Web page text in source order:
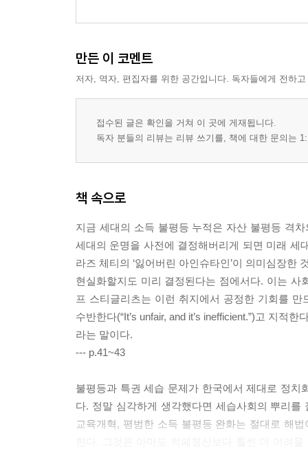
만든 이 코멘트
저자, 역자, 편집자를 위한 공간입니다. 독자들에게 전하
접수된 글은 확인을 거쳐 이 곳에 게재됩니다.
독자 분들의 리뷰는 리뷰 쓰기를, 책에 대한 문의는
책 속으로
지금 세대의 소득 불평등 누적은 자산 불평등 격
세대의 운명을 사전에 결정해버리게 되면 미래
라즈 체티의 ‘잃어버린 아인슈타인’이 의미심장
현실화할지도 미리 결정된다는 점에서다. 이는 사
프 스티글리츠는 이런 취지에서 공정한 기회를
수반한다(“It’s unfair, and it’s inefficient.”)고 지적
라는 말이다.
--- p.41~43
불평등과 특권 세습 문제가 한국에서 제대로 정
다. 정말 심각하게 생각했다면 세습사회의 뿌리
교육개혁, 평범한 소득 불평등 완화는 절대로 해